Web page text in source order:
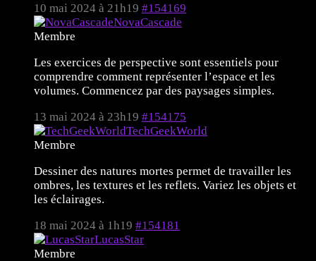
10 mai 2024 à 21h19 #154169
NovaCascade
Membre
Les exercices de perspective sont essentiels pour
comprendre comment représenter l’espace et les
volumes. Commencez par des paysages simples.
13 mai 2024 à 23h19 #154175
TechGeekWorld
Membre
Dessiner des natures mortes permet de travailler les
ombres, les textures et les reflets. Variez les objets et
les éclairages.
18 mai 2024 à 1h19 #154181
LucasStar
Membre